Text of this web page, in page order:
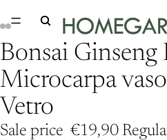
Bonsai Ginseng
Microcarpa
Vetro
Sale price €19,90